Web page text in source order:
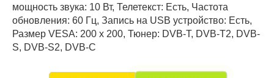
мощность звука: 10 Вт, Телетекст: Есть, Частота
обновления: 60 Гц, Запись на USB устройство: Есть,
Размер VESA: 200 x 200, Тюнер: DVB-T, DVB-T2, DVB-
S, DVB-S2, DVB-C